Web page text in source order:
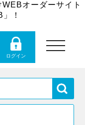
オーダーサイト
！
ログイン
toggle
navigation